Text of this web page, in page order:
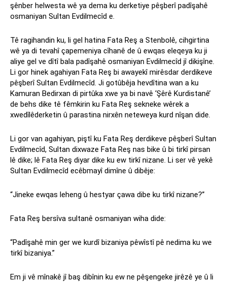
şênber helwesta wê ya dema ku derketiye pêşberî padîşahê
osmaniyan Sultan Evdilmecîd e.
Tê ragihandin ku, li gel hatina Fata Reş a Stenbolê, cihgirtina
wê ya di tevahî çapemeniya cîhanê de û ewqas eleqeya ku ji
aliye gel ve dîtî bala padîşahê osmaniyan Evdilmecîd jî dikişîne.
Li gor hinek agahiyan Fata Reş bi awayekî mirêsdar derdikeve
pêşberî Sultan Evdilmecîd. Ji gotûbêja hevdîtina wan a ku
Kamuran Bedirxan di pirtûka xwe ya bi navê ‘Şêrê Kurdistanê’
de behs dike tê fêmkirin ku Fata Reş sekneke wêrek a
xwedîlêderketin û parastina nirxên neteweya kurd nîşan dide.
Li gor van agahiyan, piştî ku Fata Reş derdikeve pêşberî Sultan
Evdilmecîd, Sultan dixwaze Fata Reş nas bike û bi tirkî pirsan
lê dike; lê Fata Reş diyar dike ku ew tirkî nizane. Li ser vê yekê
Sultan Evdilmecîd ecêbmayî dimîne û dibêje:
“Jineke ewqas leheng û hestyar çawa dibe ku tirkî nizane?”
Fata Reş bersîva sultanê osmaniyan wiha dide:
“Padîşahê min ger we kurdî bizaniya pêwîstî pê nedima ku we
tirkî bizaniya.”
Em ji vê mînakê jî baş dibînin ku ew ne pêşengeke jirêzê ye û li